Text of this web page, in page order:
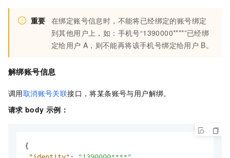
重要 在绑定账号信息时，不能将已经绑定的账号绑定
到其他用户上，如：手机号“1390000****”已经绑
定给用户 A，则不能再将该手机号绑定给用户 B。
解绑账号信息
调用取消账号关联接口，将某条账号与用户解绑。
请求 body 示例：
{